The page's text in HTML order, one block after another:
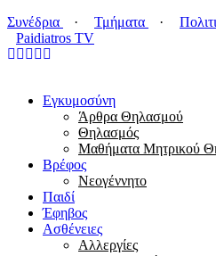
Συνέδρια
· Τμήματα ·
Paidiatros TV
Εγκυμοσύνη
Άρθρα Θηλασμού
Θηλασμός
Μαθήματα Μητρικού
Βρέφος
Νεογέννητο
Παιδί
Έφηβος
Ασθένειες
Αλλεργίες